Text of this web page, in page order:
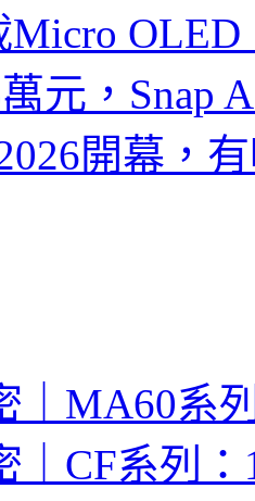
Micro
元，Snap
開幕，
｜MA60系
｜CF系列：